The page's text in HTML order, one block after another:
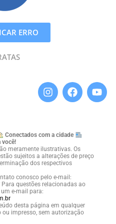
ERRO
Conectados com a cidade
você!
meramente ilustrativas. Os
sujeitos a alterações de preço
dos respectivos
conosco pelo e-mail:
Para questões relacionadas ao
e-mail para:
desta página em qualquer
impresso, sem autorização